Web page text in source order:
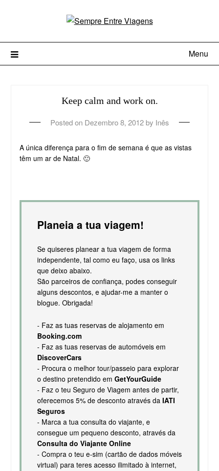
Menu
Keep calm and work on.
Posted on Dezembro 8, 2012by Inês
A única diferença para o fim de semana é que as vistas
têm um ar de Natal. 🙂
Planeia a tua viagem!
Se quiseres planear a tua viagem de forma
independente, tal como eu faço, usa os links
que deixo abaixo.
São parceiros de confiança, podes conseguir
alguns descontos, e ajudar-me a manter o
blogue. Obrigada!
- Faz as tuas reservas de alojamento em
Booking.com
- Faz as tuas reservas de automóveis em
DiscoverCars
- Procura o melhor tour/passeio para explorar
o destino pretendido em GetYourGuide
- Faz o teu Seguro de Viagem antes de partir,
oferecemos 5% de desconto através da IATI
Seguros
- Marca a tua consulta do viajante, e
consegue um pequeno desconto, através da
Consulta do Viajante Online
- Compra o teu e-sim (cartão de dados móveis
virtual) para teres acesso ilimitado à internet,